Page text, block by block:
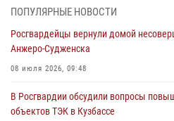
Кузбассовцы высоко оценили качество
04 августа 2026, 09:42
Росгвардейцы помогли разыскать
04 августа 2026, 08:42
ПОПУЛЯРНЫЕ НОВОСТИ
Росгвардейцы вернули домой
Анжеро-Судженска
08 июля 2026, 09:48
В Росгвардии обсудили вопросы
объектов ТЭК в Кузбассе